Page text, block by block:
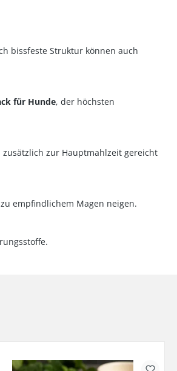
bissfeste Struktur können auch
für Hunde, der höchsten
zur Hauptmahlzeit gereicht
empfindlichem Magen neigen.